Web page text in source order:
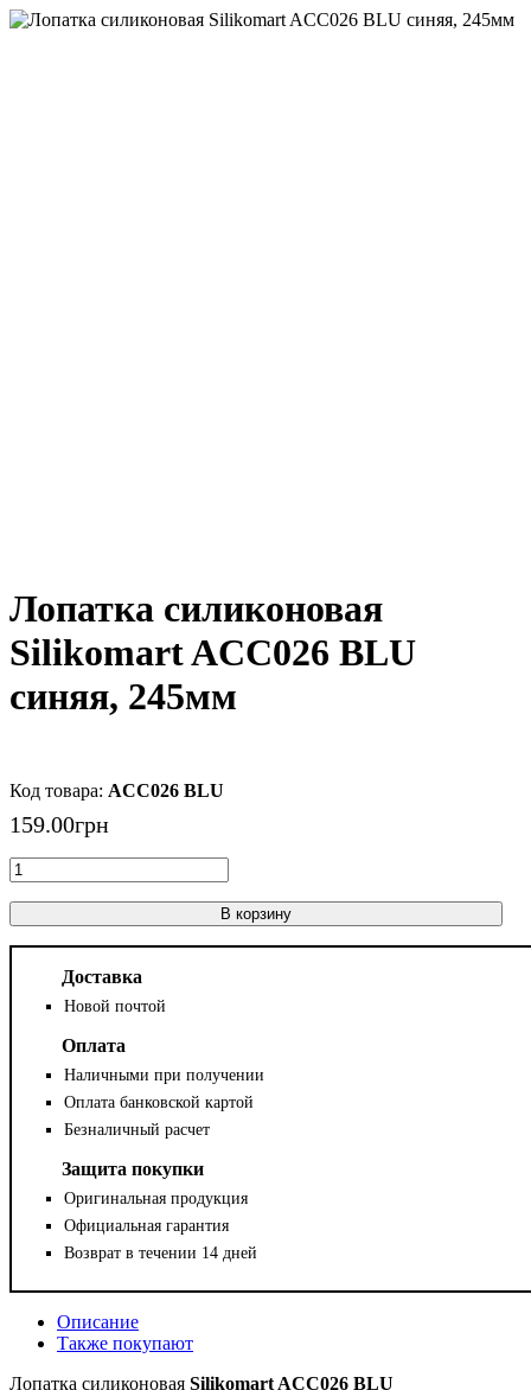
Лопатка силиконовая
Silikomart ACC026 BLU
синяя, 245мм
ACC026 BLU
159.00грн
В корзину
Доставка
Новой почтой
Оплата
Наличными при получении
Оплата банковской картой
Безналичный расчет
Защита покупки
Оригинальная продукция
Официальная гарантия
Возврат в течении 14 дней
Описание
Также покупают
Лопатка силиконовая Silikomart ACC026 BLU